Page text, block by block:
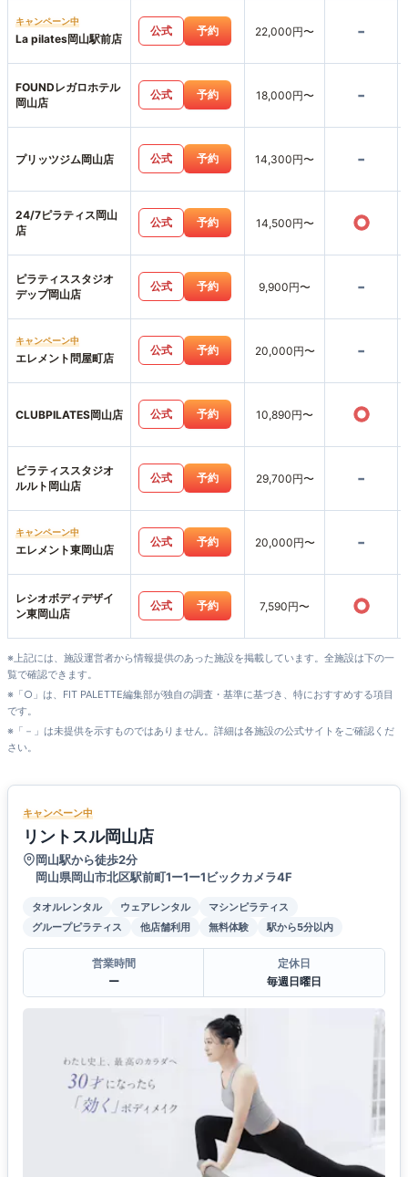
キャンペーン中
La pilates岡山駅前店
公式 予約 22,000円〜 -
FOUNDレガロホテル
岡山店
公式 予約 18,000円〜 -
プリッツジム岡山店 公式 予約 14,300円〜 -
24/7ピラティス岡山
店
公式 予約 14,500円〜 ○
ピラティススタジオ
デップ岡山店
公式 予約 9,900円〜 -
キャンペーン中
エレメント問屋町店
公式 予約 20,000円〜 -
CLUBPILATES岡山店 公式 予約 10,890円〜 ○
ピラティススタジオ
ルルト岡山店
公式 予約 29,700円〜 -
キャンペーン中
エレメント東岡山店
公式 予約 20,000円〜 -
レシオボディデザイ
ン東岡山店
公式 予約 7,590円〜 ○
※上記には、施設運営者から情報提供のあった施設を掲載しています。全施設は下の一
覧で確認できます。
※「○」は、FIT PALETTE編集部が独自の調査・基準に基づき、特におすすめする項目
です。
※「－」は未提供を示すものではありません。詳細は各施設の公式サイトをご確認くだ
さい。
キャンペーン中
リントスル岡山店
岡山駅から徒歩2分
岡山県岡山市北区駅前町1ー1ー1ビックカメラ4F
タオルレンタル ウェアレンタル
マシンピラティス
グループピラティス
他店舗利用 無料体験 駅から5分以内
営業時間
ー
定休日
毎週日曜日